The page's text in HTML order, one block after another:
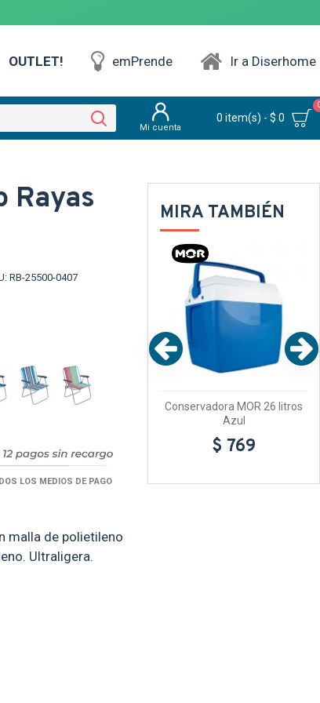
OUTLET! emPrende Ir a Diserhome
Mi cuenta
0 item(s) - $ 0
Rayas
RB-25500-0407
malla de polietileno
Ultraligera.
LOS MEDIOS DE PAGO
MIRA TAMBIÉN
Carro Bel Mesa Playero
$ 1.449
Conservadora MOR 26 litros
Azul
$ 769